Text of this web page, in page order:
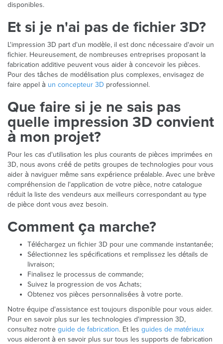
disponibles.
Et si je n'ai pas de fichier 3D?
L'impression 3D part d'un modèle, il est donc nécessaire d'avoir un
fichier. Heureusement, de nombreuses entreprises proposant la
fabrication additive peuvent vous aider à concevoir les pièces.
Pour des tâches de modélisation plus complexes, envisagez de
faire appel à un concepteur 3D professionnel.
Que faire si je ne sais pas
quelle impression 3D convient
à mon projet?
Pour les cas d'utilisation les plus courants de pièces imprimées en
3D, nous avons créé de petits groupes de technologies pour vous
aider à naviguer même sans expérience préalable. Avec une brève
compréhension de l'application de votre pièce, notre catalogue
réduit la liste des vendeurs aux meilleurs correspondant au type
de pièce dont vous avez besoin.
Comment ça marche?
Téléchargez un fichier 3D pour une commande instantanée;
Sélectionnez les spécifications et remplissez les détails de
livraison;
Finalisez le processus de commande;
Suivez la progression de vos Achats;
Obtenez vos pièces personnalisées à votre porte.
Notre équipe d'assistance est toujours disponible pour vous aider.
Pour en savoir plus sur les technologies d'impression 3D,
consultez notre guide de fabrication. Et les guides de matériaux
vous aideront à en savoir plus sur tous les supports de fabrication